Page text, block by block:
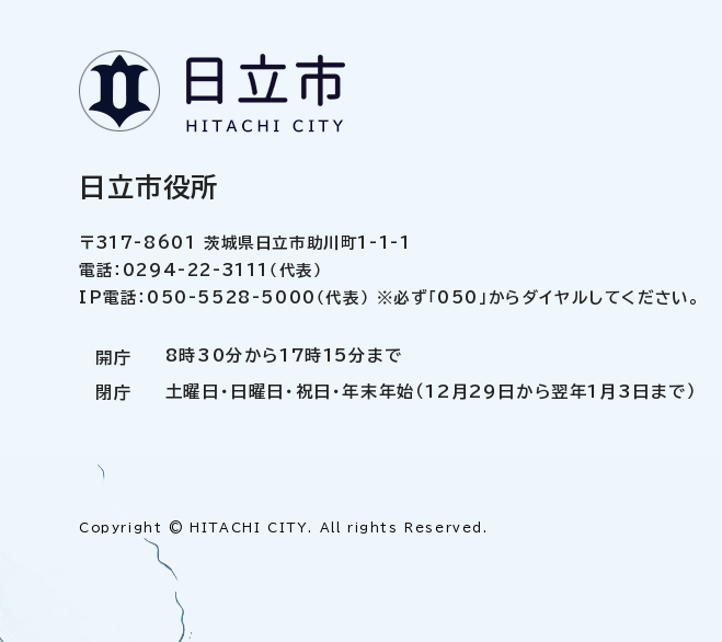
日立市役所
〒317-8601 茨城県日立市助川町1-1-1
電話：0294-22-3111（代表）
IP電話：050-5528-5000（代表） ※必ず「050」からダイヤルしてください。
開庁 8時30分から17時15分まで
閉庁 土曜日・日曜日・祝日・年末年始（12月29日から翌年1月3日まで）
Copyright © HITACHI CITY. All rights Reserved.